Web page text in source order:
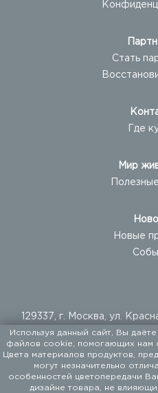
Стать
Где
Мир
Новые
129337, г. Москва, ул.
+ 7 (495)
+ 7 (495)
ООО «ФАЛКОН ПЕТ». Мы
Используя данный сайт, Вы
файлов cookie, помогающих нам
Цвета материалов продуктов,
могут незначительно
особенностей цветопередачи
дизайне товара, не